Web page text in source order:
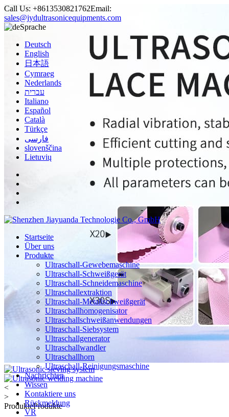
Call Us: +8613530821762Email:
sales@jydultrasonicequipments.com
Sprache
Deutsch
English
日本語
Cymraeg
Nederlands
עברית
Italiano
Español
Català
Türkçe
فارسی
slovenščina
Lietuvių
Startseite
Über uns
Produkte
Ultraschall-Gewebemaschine
Ultraschall-Schweißgerät
Ultraschall-Schneidemaschine
Ultraschallextraktion
Ultraschall-Metallschweißgerät
Ultraschallhomogenisator
Ultraschallschweißanwendungen
Ultraschall-Siebsystem
Ultraschallgenerator
Ultraschallwandler
Ultraschallhorn
Ultraschall-Reinigungsmaschine
Nachrichten
Wissen
Kontaktiere uns
Rückmeldung
VR
<
>
ProdukteProdukte